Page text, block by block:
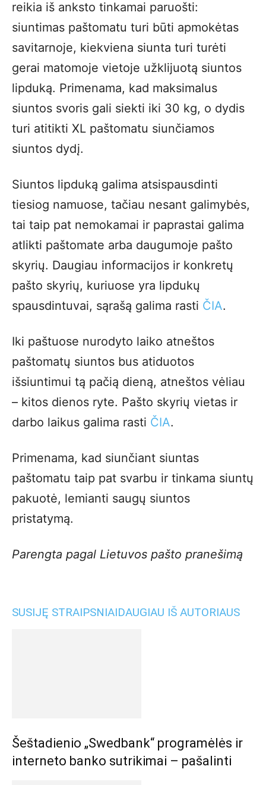
reikia iš anksto tinkamai paruošti:
siuntimas paštomatu turi būti apmokėtas
savitarnoje, kiekviena siunta turi turėti
gerai matomoje vietoje užklijuotą siuntos
lipduką. Primenama, kad maksimalus
siuntos svoris gali siekti iki 30 kg, o dydis
turi atitikti XL paštomatu siunčiamos
siuntos dydį.
Siuntos lipduką galima atsispausdinti
tiesiog namuose, tačiau nesant galimybės,
tai taip pat nemokamai ir paprastai galima
atlikti paštomate arba daugumoje pašto
skyrių. Daugiau informacijos ir konkretų
pašto skyrių, kuriuose yra lipdukų
spausdintuvai, sąrašą galima rasti ČIA.
Iki paštuose nurodyto laiko atneštos
paštomatų siuntos bus atiduotos
išsiuntimui tą pačią dieną, atneštos vėliau
– kitos dienos ryte. Pašto skyrių vietas ir
darbo laikus galima rasti ČIA.
Primenama, kad siunčiant siuntas
paštomatu taip pat svarbu ir tinkama siuntų
pakuotė, lemianti saugų siuntos
pristatymą.
Parengta pagal Lietuvos pašto pranešimą
SUSIJĘ STRAIPSNIAIDAUGIAU IŠ AUTORIAUS
Šeštadienio „Swedbank“ programėlės ir
interneto banko sutrikimai – pašalinti